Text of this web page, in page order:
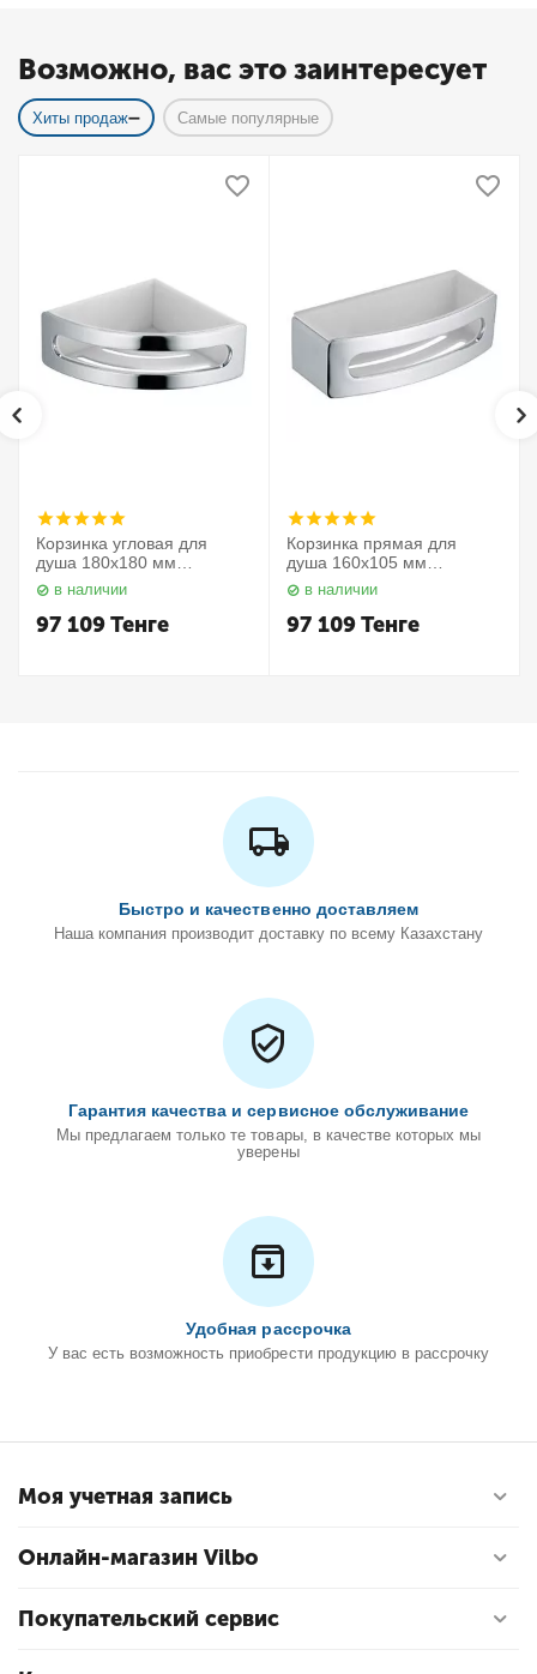
Возможно, вас это заинтересует
Хиты продаж Самые популярные
Корзинка угловая для
душа 180х180 мм
Elegance 11657010000
Keuco
в наличии
97 109Тенге
Корзинка прямая для
душа 160х105 мм
Elegance 11658010000
Keuco
в наличии
97 109Тенге
Быстро и качественно доставляем
Наша компания производит доставку по всему Казахстану
Гарантия качества и сервисное обслуживание
Мы предлагаем только те товары, в качестве которых мы
уверены
Удобная рассрочка
У вас есть возможность приобрести продукцию в рассрочку
Моя учетная запись
Онлайн-магазин Vilbo
Покупательский сервис